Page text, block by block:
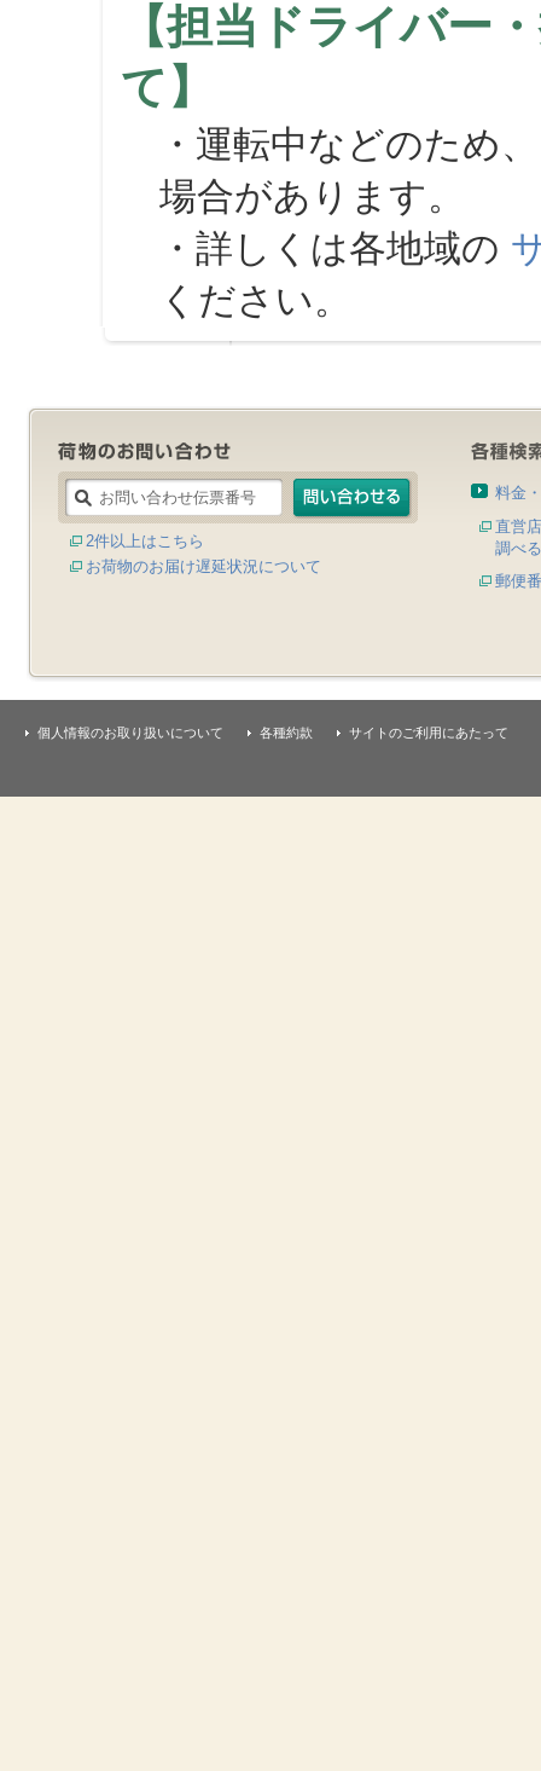
【担当ドライバー
て】
・運転中などのため
場合があります。
・詳しくは各地域の
ください。
2件以上はこちら
お荷物のお届け遅延状況について
料金
直営
調べる
郵便
個人情報のお取り扱いについて 各種約款 サイトのご利用にあたって